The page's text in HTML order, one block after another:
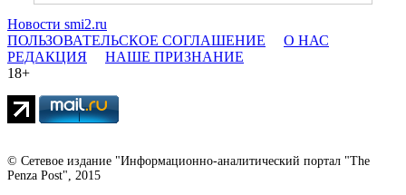
Новости smi2.ru
ПОЛЬЗОВАТЕЛЬСКОЕ СОГЛАШЕНИЕ
О НАС
РЕДАКЦИЯ
НАШЕ ПРИЗНАНИЕ
18+
© Сетевое издание "Информационно-аналитический портал "The
Penza Post", 2015